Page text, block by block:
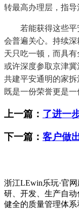
转最高办理层，指导
若能获得这些平
会普遍关心。持续
天只吃一顿，而具有
或许深度参取京津冀
共建平安通明的家拆
既是一份荣誉更是一
上一篇： 了进一
下一篇： 客户做
浙江LEwin乐玩·官
研、开发、生产自
健全的质量管理体